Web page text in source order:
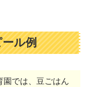
ル例
園では、豆ごはん